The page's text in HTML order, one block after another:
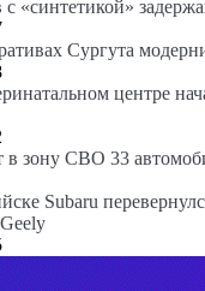
«синтетикой»
Сургута
центре
в зону СВО 33
Subaru